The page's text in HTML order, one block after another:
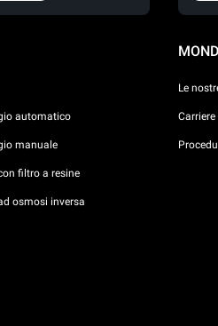
automatico
manuale
filtro a resine
osmosi inversa
Le
Carriere